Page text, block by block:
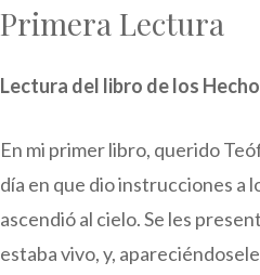
Primera Lectura
Lectura del libro de los
En mi primer libro, querido
día en que dio instrucciones a
ascendió al cielo. Se les
estaba vivo, y,